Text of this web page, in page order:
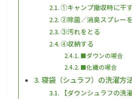
①キャンプ撤収時に干す
②除菌／消臭スプレー
③汚れをとる
④収納する
■ダウンの場合
■化繊の場合
寝袋（シュラフ）の洗濯方
【ダウンシュラフの洗